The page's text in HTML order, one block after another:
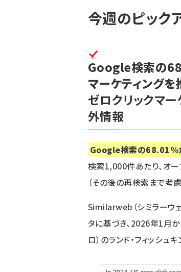
今週のピック
Google検索の
マーケティングを
ゼロクリックマ
外情報
Google検索の68.01%
検索1,000件あたり、オー
（その後の再検索まで考
Similarweb（シミラーウ
タに基づき、2026年1月
ロ）のランド・フィッシュ